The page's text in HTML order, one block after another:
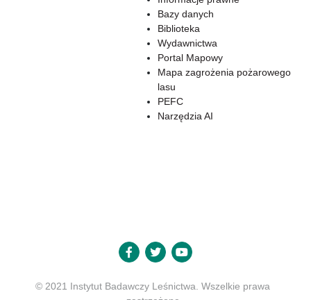
Bazy danych
Biblioteka
Wydawnictwa
Portal Mapowy
Mapa zagrożenia pożarowego
lasu
PEFC
Narzędzia AI
© 2021 Instytut Badawczy Leśnictwa. Wszelkie prawa